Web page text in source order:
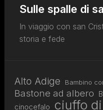
Sulle spalle di
In viaggio con san
storia e fede
Alto Adige Bambino
Bastone ad albero
cinocefalo ciuffo